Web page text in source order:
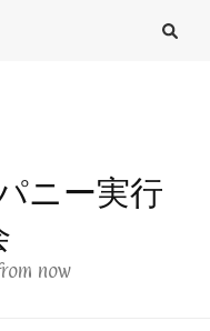
ニー実行
now